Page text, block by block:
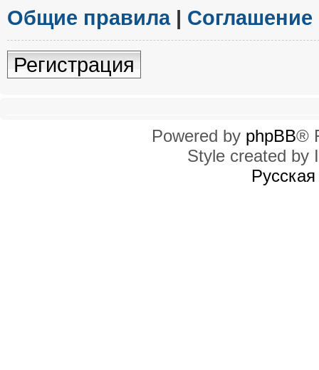
Общие правила|
Регистрация
Powered by phpBB®
Style created by